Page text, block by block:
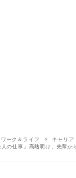
ワーク＆ライフ
キャリア
人の仕事」高熱明け、先輩か